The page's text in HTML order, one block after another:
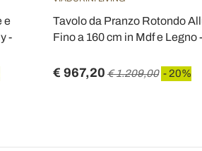
e
-
Tavolo da Pranzo Rotondo
Fino a 160 cm in Mdf e Legno
€ 967,20 € 1.209,00 - 20%